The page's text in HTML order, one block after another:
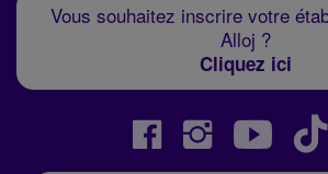
Vous souhaitez inscrire votre
Alloj ?
Cliquez ici